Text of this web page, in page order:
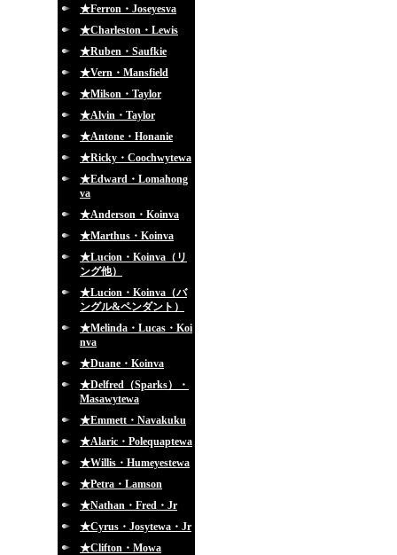
★Ferron・Joseyesva
★Charleston・Lewis
★Ruben・Saufkie
★Vern・Mansfield
★Milson・Taylor
★Alvin・Taylor
★Antone・Honanie
★Ricky・Coochwytewa
★Edward・Lomahong
va
★Anderson・Koinva
★Marthus・Koinva
★Lucion・Koinva（リ
ング他）
★Lucion・Koinva（バ
ングル&ペンダント）
★Melinda・Lucas・Koi
nva
★Duane・Koinva
★Delfred（Sparks）・
Masawytewa
★Emmett・Navakuku
★Alaric・Polequaptewa
★Willis・Humeyestewa
★Petra・Lamson
★Nathan・Fred・Jr
★Cyrus・Josytewa・Jr
★Clifton・Mowa